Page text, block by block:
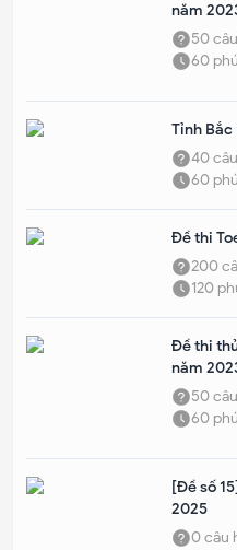
năm
50
60
Tỉnh Bắc
40
60
Đề thi
200
120
Đề thi
năm
50
60
[Đề số
2025
0câu